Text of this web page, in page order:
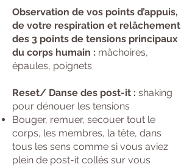
Observation de vos points d’appuis,
de votre respiration et relâchement
des 3 points de tensions principaux
du corps humain : mâchoires,
épaules, poignets
Reset/ Danse des post-it : shaking
pour dénouer les tensions​
Bouger, remuer, secouer tout le
corps, les membres, la tête, dans
tous les sens comme si vous aviez
plein de post-it collés sur vous